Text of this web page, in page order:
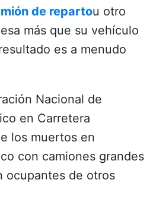
de repartou otro
más que su vehículo
es a menudo
Nacional de
en Carretera
los muertos en
con camiones grandes
ocupantes de otros